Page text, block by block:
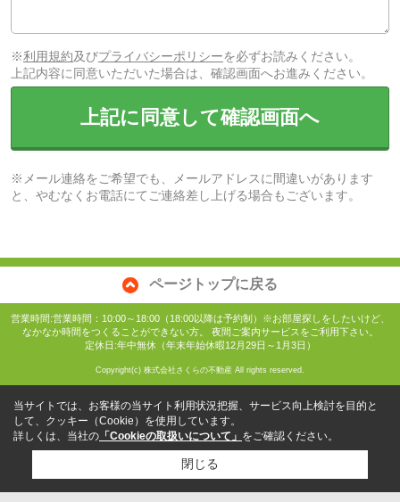
※利用規約及びプライバシーポリシーを必ずお読みください。
上記内容に同意いただいた場合は、確認画面へお進みください。
上記に同意して確認画面へ
※メール連絡をご希望でも、メールアドレスに間違いがあります
と、やむなくお電話にてご連絡差し上げる場合もございます。
ページトップに戻る
営業時間:営業時間：10:00～18:00（18:00以降は予約制）※お部屋探しをしたいけど、
なかなか時間をつくることができない方。 夜間ご案内サービスをご利用下さい。
定休日:年中無休（年末年始休暇12月29日～1月3日）
Copyright(c) 株式会社さくらの不動産 All rights reserved.
当サイトでは、お客様の当サイト利用状況把握、サービス向上検討を目的と
して、クッキー（Cookie）を使用しています。
詳しくは、当社の 「Cookieの取扱いについて」 をご確認ください。
閉じる